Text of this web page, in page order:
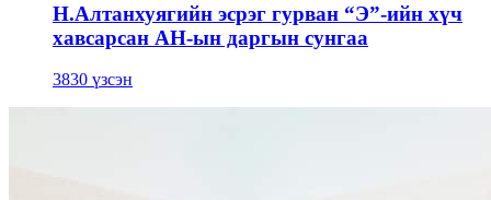
Н.Алтанхуягийн эсрэг гурван “Э”-ийн хүч
хавсарсан АН-ын даргын сунгаа
3830 үзсэн